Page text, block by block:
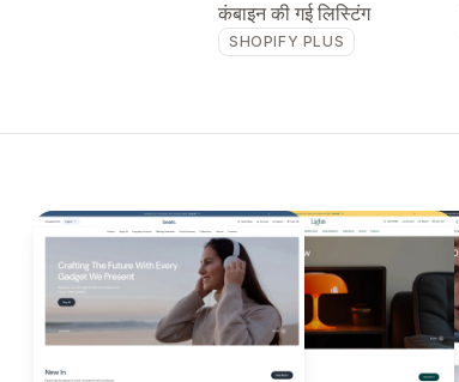
कंबाइन की गई लिस्टिंग
SHOPIFY PLUS